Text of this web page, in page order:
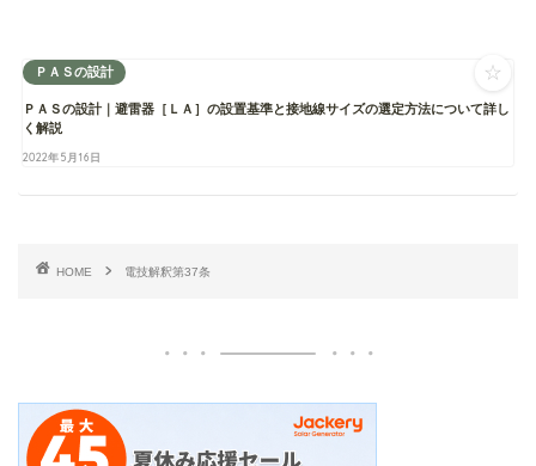
ＰＡＳの設計
ＰＡＳの設計｜避雷器［ＬＡ］の設置基準と接地線サイズの選定方法について詳し
く解説
2022年5月16日
☆
HOME 電技解釈第37条